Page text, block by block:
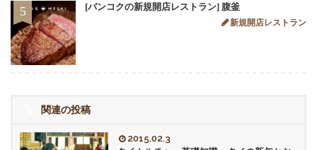
5 [バンコクの新規開店レストラン] 腹釜
新規開店レストラン
関連の投稿
2015.02.3